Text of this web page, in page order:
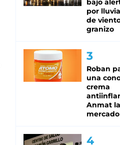
bajo
por
de
granizo
Roban
una
crema
Anmat
mercado